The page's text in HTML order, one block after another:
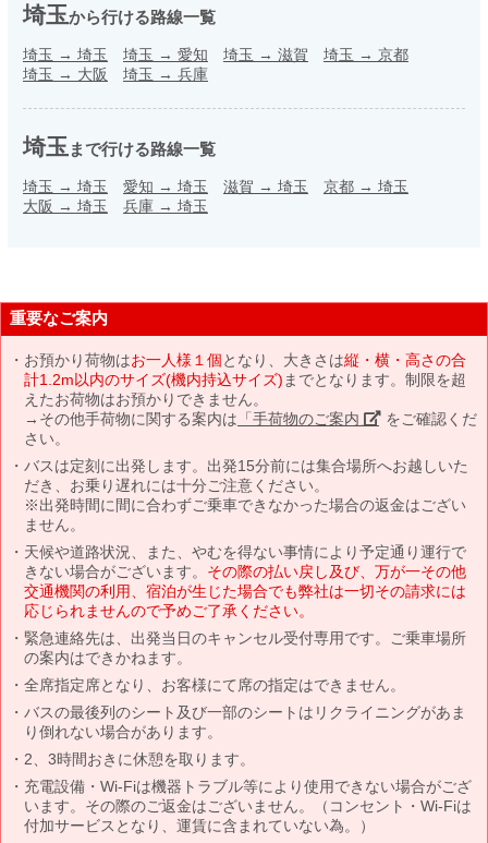
埼玉から行ける路線一覧
埼玉 → 埼玉 埼玉 → 愛知 埼玉 → 滋賀 埼玉 → 京都
埼玉 → 大阪 埼玉 → 兵庫
埼玉 まで行ける路線一覧
埼玉 → 埼玉 愛知 → 埼玉 滋賀 → 埼玉 京都 → 埼玉
大阪 → 埼玉 兵庫 → 埼玉
重要なご案内
お預かり荷物はお一人様１個となり、大きさは縦・横・高さの合
計1.2m以内のサイズ(機内持込サイズ) までとなります。制限を超
えたお荷物はお預かりできません。
→その他手荷物に関する案内は 「手荷物のご案内」 をご確認くだ
さい。
バスは定刻に出発します。出発15分前には集合場所へお越しいた
だき、お乗り遅れには十分ご注意ください。
※出発時間に間に合わずご乗車できなかった場合の返金はござい
ません。
天候や道路状況、また、やむを得ない事情により予定通り運行で
きない場合がございます。 その際の払い戻し及び、万が一その他
交通機関の利用、宿泊が生じた場合でも弊社は一切その請求には
応じられませんので予めご了承ください。
緊急連絡先は、出発当日のキャンセル受付専用です。ご乗車場所
の案内はできかねます。
全席指定席となり、お客様にて席の指定はできません。
バスの最後列のシート及び一部のシートはリクライニングがあま
り倒れない場合があります。
2、3時間おきに休憩を取ります。
充電設備・Wi-Fiは機器トラブル等により使用できない場合がござ
います。その際のご返金はございません。（コンセント・Wi-Fiは
付加サービスとなり、運賃に含まれていない為。）